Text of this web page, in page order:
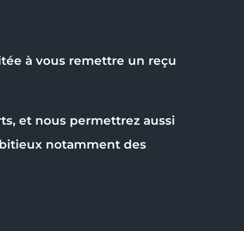
à vous remettre un reçu
et nous permettrez aussi
notamment des